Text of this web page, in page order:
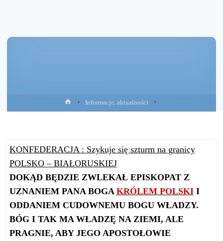
Strona
główna
Informacje, aktualności
KONFEDERACJA : Szykuje się szturm na granicy
POLSKO – BIAŁORUSKIEJ
DOKĄD BĘDZIE ZWLEKAŁ EPISKOPAT Z
UZNANIEM PANA BOGA KRÓLEM POLSKII
ODDANIEM CUDOWNEMU BOGU WŁADZY.
BÓG I TAK MA WŁADZĘ NA ZIEMI, ALE
PRAGNIE, ABY JEGO APOSTOŁOWIE